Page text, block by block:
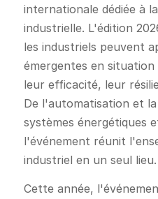
internationale dédiée à
industrielle. L'édition
les industriels peuvent
émergentes en
leur efficacité, leur
De l'automatisation et
systèmes énergétiques
l'événement réunit
industriel en un seul lieu.
Cette année,